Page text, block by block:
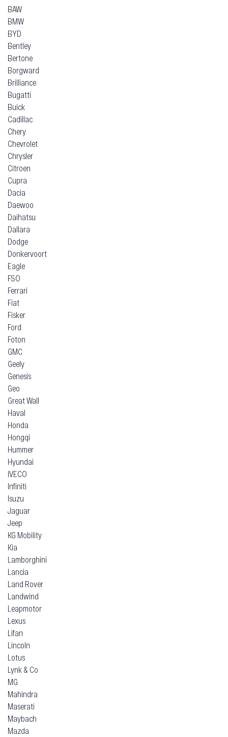
BAW
BMW
BYD
Bentley
Bertone
Borgward
Brilliance
Bugatti
Buick
Cadillac
Chery
Chevrolet
Chrysler
Citroen
Cupra
Dacia
Daewoo
Daihatsu
Dallara
Dodge
Donkervoort
Eagle
FSO
Ferrari
Fiat
Fisker
Ford
Foton
GMC
Geely
Genesis
Geo
Great Wall
Haval
Honda
Hongqi
Hummer
Hyundai
IVECO
Infiniti
Isuzu
Jaguar
Jeep
KG Mobility
Kia
Lamborghini
Lancia
Land Rover
Landwind
Leapmotor
Lexus
Lifan
Lincoln
Lotus
Lynk & Co
MG
Mahindra
Maserati
Maybach
Mazda